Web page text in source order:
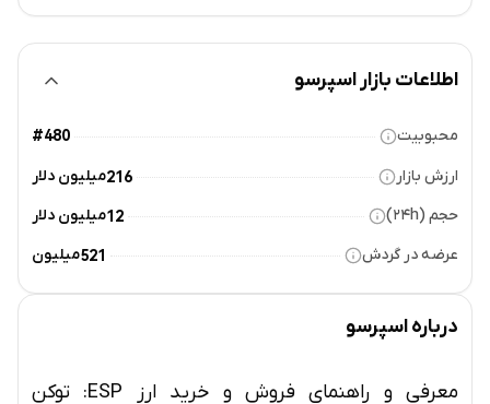
اطلاعات بازار اسپرسو
محبوبیت #480
ارزش بازار 216میلیون دلار
حجم (۲۴h)
12میلیون دلار
عرضه در گردش
521میلیون
دربارهاسپرسو
معرفی و راهنمای فروش و خرید ارز ESP: توکن